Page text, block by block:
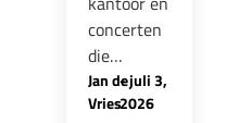
concerten
die…
Jan de
Vries
-juli 3,
2026